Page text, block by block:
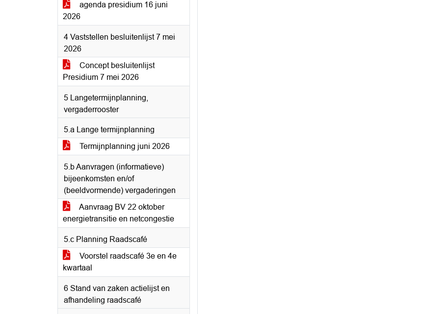
agenda presidium 16 juni
2026
4 Vaststellen besluitenlijst 7 mei
2026
Concept besluitenlijst
Presidium 7 mei 2026
5 Langetermijnplanning,
vergaderrooster
5.a Lange termijnplanning
Termijnplanning juni 2026
5.b Aanvragen (informatieve)
bijeenkomsten en/of
(beeldvormende) vergaderingen
Aanvraag BV 22 oktober
energietransitie en netcongestie
5.c Planning Raadscafé
Voorstel raadscafé 3e en 4e
kwartaal
6 Stand van zaken actielijst en
afhandeling raadscafé